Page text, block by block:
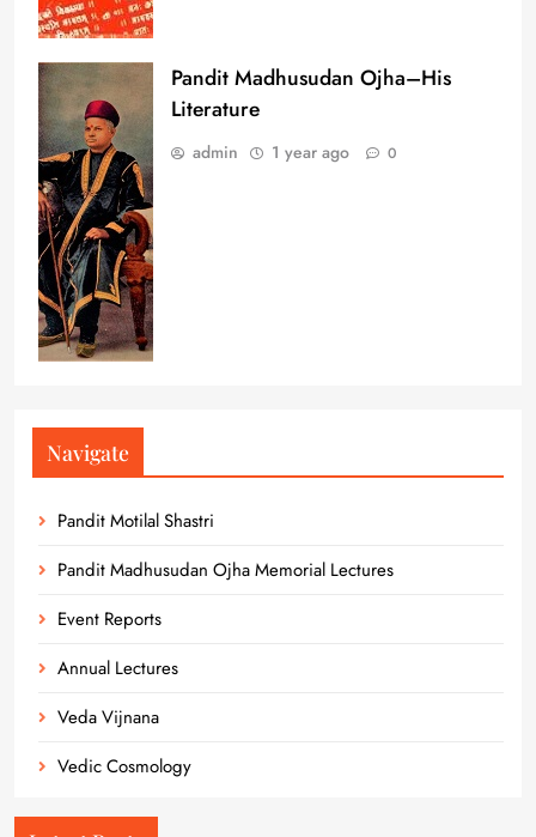
Pandit Madhusudan Ojha–His
Literature
admin 1 year ago 0
Navigate
Pandit Motilal Shastri
Pandit Madhusudan Ojha Memorial Lectures
Event Reports
Annual Lectures
Veda Vijnana
Vedic Cosmology